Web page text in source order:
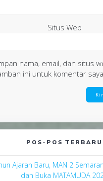
Situs Web
nama, email, dan situs
ini untuk komentar
POS-POS TERBARU
Ajaran Baru, MAN 2
dan Buka MATAMUDA